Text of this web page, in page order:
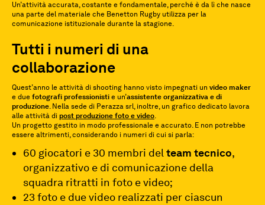
Un’attività accurata, costante e fondamentale, perché è da lì che nasce
una parte del materiale che Benetton Rugby utilizza per la
comunicazione istituzionale durante la stagione.
Tutti i numeri di una
collaborazione
Quest’anno le attività di shooting hanno visto impegnati un video maker
e due fotografi professionisti e un’assistente organizzativa e di
produzione. Nella sede di Perazza srl, inoltre, un grafico dedicato lavora
alle attività di post produzione foto e video.
Un progetto gestito in modo professionale e accurato. E non potrebbe
essere altrimenti, considerando i numeri di cui si parla:
60 giocatori e 30 membri delteam tecnico,
organizzativo e di comunicazione della
squadra ritratti in foto e video;
23 foto e due video realizzati per ciascun